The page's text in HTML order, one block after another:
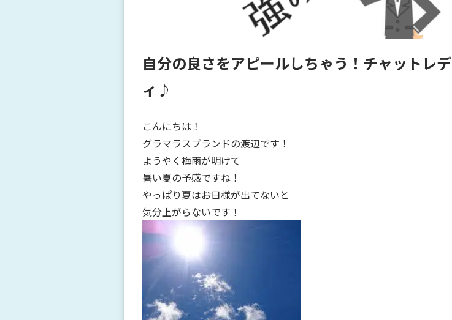
自分の良さをアピールしちゃう！チャットレデ
ィ♪
こんにちは！
グラマラスブランドの渡辺です！
ようやく梅雨が明けて
暑い夏の予感ですね！
やっぱり夏はお日様が出てないと
気分上がらないです！